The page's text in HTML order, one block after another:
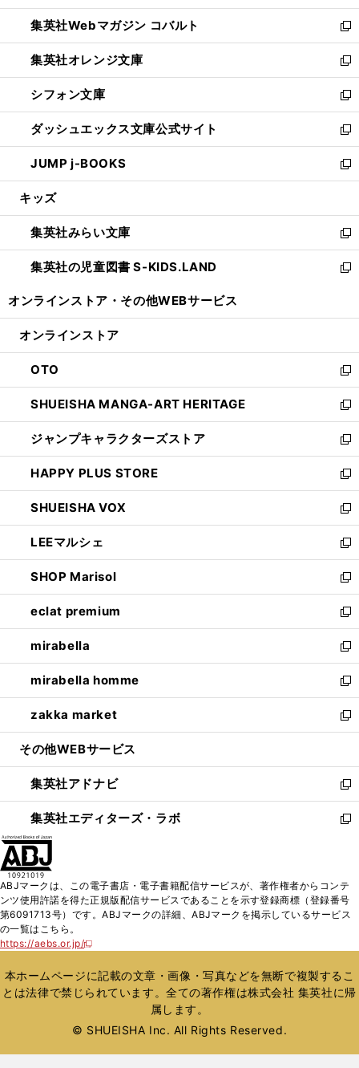
開
く
ウ
で
開
く
ン
ド
ウ
で
開
く
ウ
ィ
ン
ド
ウ
で
開
く
集英社Webマガジン コバルト
新
し
い
ウ
ィ
ン
ド
ウ
で
開
集英社オレンジ文庫
新
し
い
ウ
ィ
ン
ド
ウ
開
く
シフォン文庫
新
し
い
ウ
ィ
ン
ウ
で
開
く
ダッシュエックス文庫公式サイト
新
し
い
ウ
ン
ド
ウ
で
JUMP j-BOOKS
新
し
ウ
ィ
ン
ド
開
キッズ
集英社みらい文庫
新
し
い
ン
ウ
で
開
く
集英社の児童図書 S-KIDS.LAND
新
ウ
ン
ド
ウ
で
開
く
オンラインストア・ その他WEBサービス
オンラインストア
OTO
新
し
い
ウ
ィ
ン
ド
ウ
で
開
く
SHUEISHA MANGA-ART HERITAGE
新
し
い
ウ
ィ
ン
ド
ウ
で
開
く
ジャンプキャラクターズストア
新
し
い
ウ
ィ
ン
ド
ウ
で
開
く
HAPPY PLUS STORE
新
し
い
ウ
ィ
ン
ド
ウ
で
開
く
SHUEISHA VOX
新
し
い
ウ
ィ
ン
ド
ウ
で
開
く
LEEマルシェ
新
し
い
ウ
ィ
ン
ド
ウ
で
開
く
SHOP Marisol
新
し
い
ウ
ィ
ン
ド
ウ
で
開
eclat premium
新
し
い
ウ
ィ
ン
ド
ウ
開
く
mirabella
新
し
い
ウ
ィ
ン
ウ
で
開
く
mirabella homme
新
し
い
ウ
ン
ド
ウ
で
zakka market
新
し
ウ
ィ
ン
ド
く
その他WEBサービス
集英社アドナビ
新
し
い
ド
ウ
で
集英社エディターズ・ラボ
新
ィ
ン
ド
開
く
ABJマークは、この電子書店・電子書籍配信サービスが、著作権者からコンテ
ンツ使用許諾を得た正規版配信サービスであることを示す登録商標（登録番号
第6091713号）です。ABJマークの詳細、ABJマークを掲示しているサービス
の一覧はこちら。
https://aebs.or.jp/
新
い
ウ
ィ
ウ
本ホームページに記載の文章・画像・写真などを無断で複製するこ
とは法律で禁じられています。全ての著作権は株式会社 集英社に帰
属します。
© SHUEISHA Inc. All Rights Reserved.